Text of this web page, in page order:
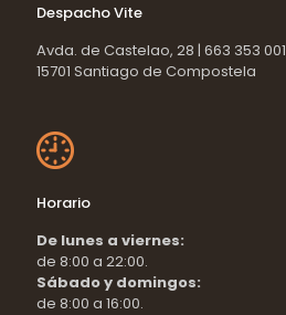
Despacho Vite
Avda. de Castelao, 28 | 663 353 001
15701 Santiago de Compostela
Horario
De lunes a viernes:
de 8:00 a 22:00.
Sábado y domingos:
de 8:00 a 16:00.